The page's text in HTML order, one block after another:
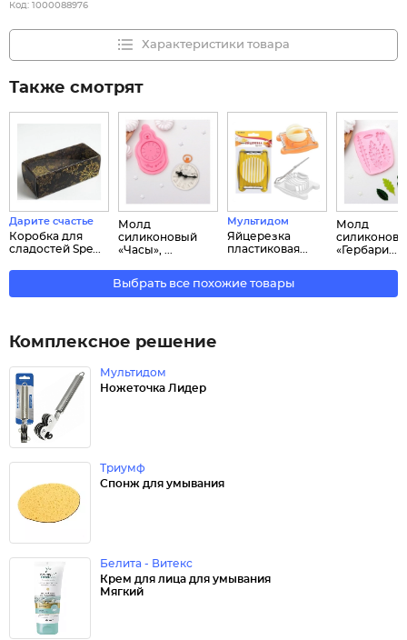
Код: 1000088976
Характеристики товара
Также смотрят
Дарите счастье
Коробка для
сладостей Spe...
Молд
силиконовый
«Часы», ...
Мультидом
Яйцерезка
пластиковая...
Молд
«Гербари...
Выбрать все похожие товары
Комплексное решение
Мультидом
Ножеточка Лидер
Триумф
Спонж для умывания
Белита - Витекс
Крем для лица для умывания
Мягкий